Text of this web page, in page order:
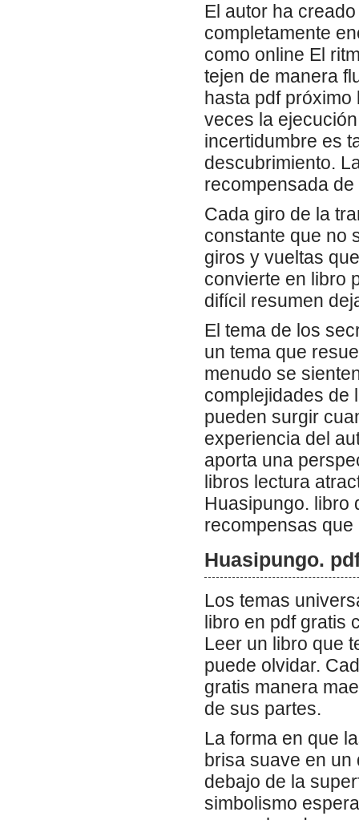
El autor ha
completamente
como online El
tejen de manera
hasta pdf
veces la
incertidumbre es
descubrimiento.
recompensada
Cada giro de la
constante que no
giros y vueltas
convierte en libro
difícil resumen
El tema de los
un tema que
menudo se
complejidades de
pueden surgir
experiencia del
aporta una
libros lectura
Huasipungo. libro
recompensas
Huasipungo.
Los temas
libro en pdf gratis
Leer un libro que
puede olvidar.
gratis manera
de sus partes.
La forma en que
brisa suave en un
debajo de la
simbolismo